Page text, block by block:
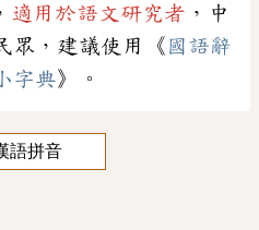
適用於語文研究者 ，中
眾，建議使用《 國語辭
字典》。
語拼音